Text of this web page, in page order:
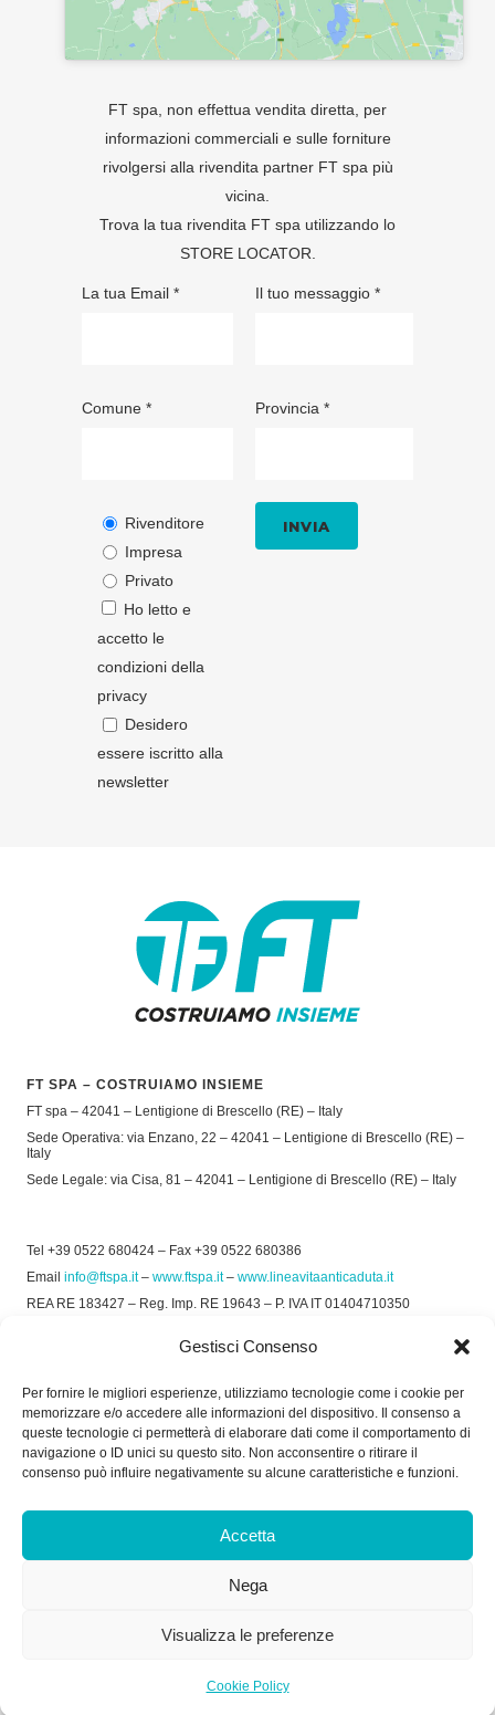
Gestisci Consenso
Per fornire le migliori esperienze, utilizziamo tecnologie come i cookie per
memorizzare e/o accedere alle informazioni del dispositivo. Il consenso a
queste tecnologie ci permetterà di elaborare dati come il comportamento di
navigazione o ID unici su questo sito. Non acconsentire o ritirare il
consenso può influire negativamente su alcune caratteristiche e funzioni.
Accetta
Nega
Visualizza le preferenze
Cookie Policy
FT spa, non effettua vendita diretta, per
informazioni commerciali e sulle forniture
rivolgersi alla rivendita partner FT spa più
vicina.
Trova la tua rivendita FT spa utilizzando lo
STORE LOCATOR
La tua Email *
Comune *
Rivenditore
Impresa
Privato
Ho letto e
accetto le
condizioni della
privacy
Desidero
essere iscritto alla
newsletter
Il tuo messaggio *
Provincia *
FT SPA – COSTRUIAMO INSIEME
FT spa – 42041 – Lentigione di Brescello (RE) – Italy
Sede Operativa: via Enzano, 22 – 42041 – Lentigione di Brescello (RE) –
Italy
Sede Legale: via Cisa, 81 – 42041 – Lentigione di Brescello (RE) – Italy
Tel +39 0522 680424 – Fax +39 0522 680386
Email info@ftspa.it– www.ftspa.it– www.lineavitaanticaduta.it
REA RE 183427 – Reg. Imp. RE 19643 – P. IVA IT 01404710350
Privacy Policy–Cookie Policy
SOCIAL
Dal Lunedì al Venerdì: 8.00/12.30 - 13.30/17.30
Dal Lunedì al Venerdì: 7.30/11.30 - 13.30/17.00